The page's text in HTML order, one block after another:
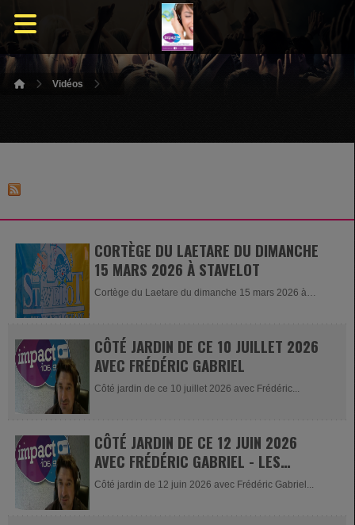
Vidéos
CORTÈGE DU LAETARE DU DIMANCHE
15 MARS 2026 À STAVELOT
Cortège du Laetare du dimanche 15 mars 2026 à
CÔTÉ JARDIN DE CE 10 JUILLET 2026
AVEC FRÉDÉRIC GABRIEL
Côté jardin de ce 10 juillet 2026 avec Frédéric...
CÔTÉ JARDIN DE CE 12 JUIN 2026
AVEC FRÉDÉRIC GABRIEL - LES
ÉRABLES DU JAPON
Côté jardin de 12 juin 2026 avec Frédéric Gabriel...